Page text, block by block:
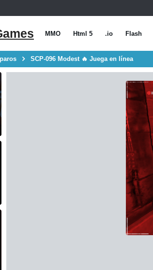
MMO Html 5 .io Flash
SCP-096 Modest 🔥 Juega en línea